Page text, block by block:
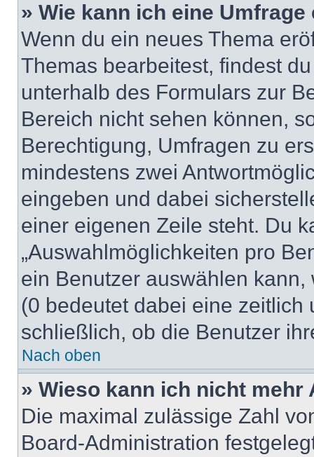
» Wie kann ich eine
Wenn du ein neues Thema
Themas bearbeitest, findest
unterhalb des Formulars zur
Bereich nicht sehen können,
Berechtigung, Umfragen zu
mindestens zwei
eingeben und dabei
einer eigenen Zeile steht. Du
„Auswahlmöglichkeiten pro
ein Benutzer auswählen
(0 bedeutet dabei eine
schließlich, ob die Benutzer
Nach oben
» Wieso kann ich nicht
Die maximal zulässige Zahl
Board-Administration